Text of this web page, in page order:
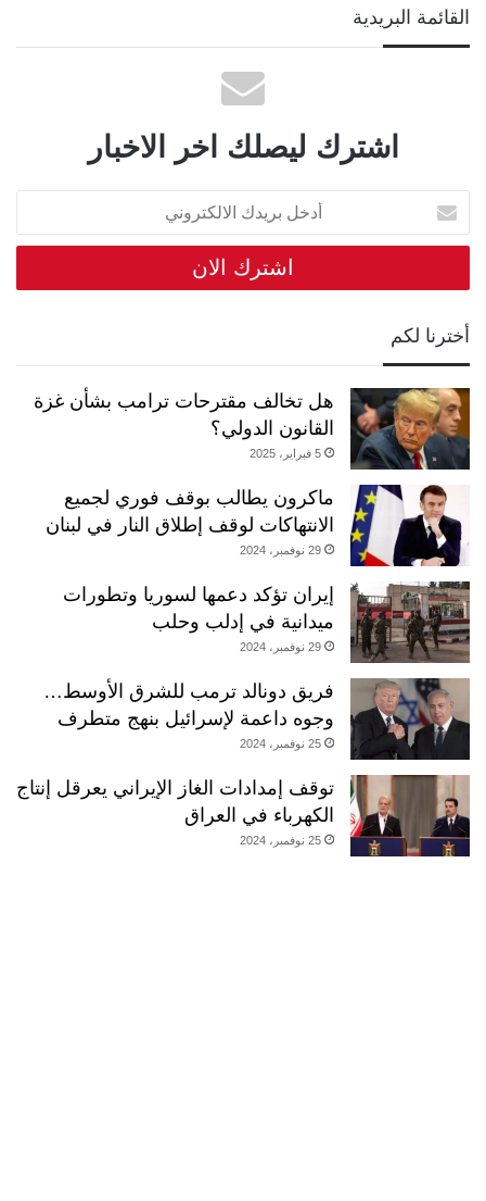
القائمة البريدية
اشترك ليصلك اخر الاخبار
أدخل
بريدك
الالكتروني
أخترنا لكم
هل تخالف مقترحات ترامب بشأن غزة
القانون الدولي؟
5 فبراير، 2025
ماكرون يطالب بوقف فوري لجميع
الانتهاكات لوقف إطلاق النار في لبنان
29 نوفمبر، 2024
إيران تؤكد دعمها لسوريا وتطورات
ميدانية في إدلب وحلب
29 نوفمبر، 2024
فريق دونالد ترمب للشرق الأوسط…
وجوه داعمة لإسرائيل بنهج متطرف
25 نوفمبر، 2024
توقف إمدادات الغاز الإيراني يعرقل إنتاج
الكهرباء في العراق
25 نوفمبر، 2024